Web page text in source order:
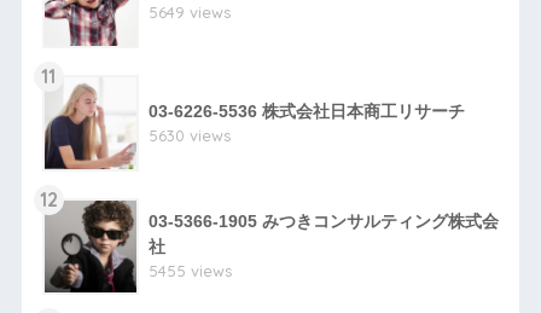
5649 views
11
03-6226-5536 株式会社日本商工リサーチ
5630 views
12
03-5366-1905 みつきコンサルティング株式会
社
5455 views